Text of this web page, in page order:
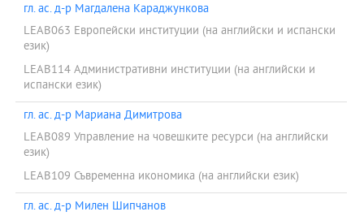
гл. ас. д-р Магдалена Караджункова
LEAB063 Европейски институции (на английски и испански
език)
LEAB114 Административни институции (на английски и
испански език)
гл. ас. д-р Мариана Димитрова
LEAB089 Управление на човешките ресурси (на английски
език)
LEAB109 Съвременна икономика (на английски език)
гл. ас. д-р Милен Шипчанов